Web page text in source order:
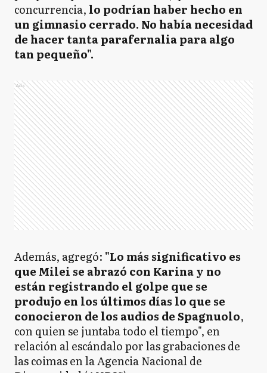
concurrencia, lo podrían haber hecho en
un gimnasio cerrado. No había necesidad
de hacer tanta parafernalia para algo
tan pequeño".
Ads
Además, agregó: "Lo más significativo es
que Milei se abrazó con Karina y no
están registrando el golpe que se
produjo en los últimos días lo que se
conocieron de los audios de Spagnuolo,
con quien se juntaba todo el tiempo", en
relación al escándalo por las grabaciones de
las coimas en la Agencia Nacional de